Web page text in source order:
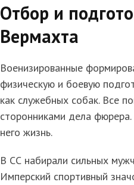
Отбор и
Вермахта
Военизированные
физическую и боевую
как служебных собак. Все
сторонниками дела
него жизнь.
В СС набирали сильных
Имперский спортивный